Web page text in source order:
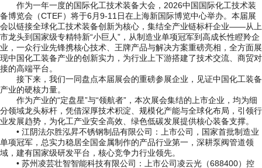
作为一年一度的国际化工技术装备大会，2026中国国际化工技术装
备博览会（CTEF）将于6月9-11日在上海新国际博览中心举办。本届展
会以链接全球化工技术装备创新为核心，集结全产业链标杆企业——从上
市龙头到国家级专精特新“小巨人”，从制造业单项冠军到高成长性瞪羚企
业，一众行业先锋携核心技术、王牌产品与解决方案重磅亮相，全方面展
现中国化工装备产业的创新实力，为行业上下游搭建了技术交流、商贸对
接的高端平台。
接下来，我们一同盘点本届展会的重磅参展企业，见证中国化工装备
产业的硬核力量。
作为产业的“定盘星”与“领航者”，本次展会集结的上市企业，均为细
分领域龙头标杆，凭借深厚技术积淀、规模化产能与全球化布局，引领行
业发展趋势，为化工产业安全高效、绿色低碳发展提供核心装备支撑。
• 江阴法尔胜泓昇不锈钢制品有限公司：上市公司，国家首批制造业
单项冠军，总实力稳居全国金属制作的产品行业第一，深耕泵阀管道领
域，建有国家级研发平台，核心竞争力行业领先。
• 苏州凌芸壮智智能科技有限公司：上市公司凌云光（688400）控